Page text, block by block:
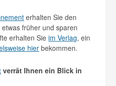
erhalten Sie den
etwas früher und sparen
erhalten Sieim Verlag, ein
hier bekommen.
verrät Ihnen ein Blick in